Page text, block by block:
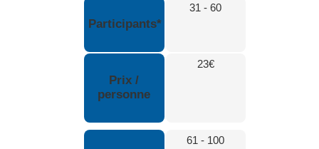
Participants*
31 - 60
Prix /
personne
23€
61 - 100